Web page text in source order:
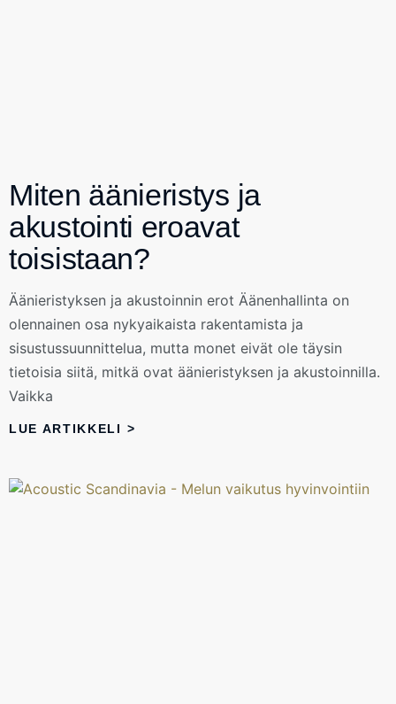
Miten äänieristys ja
akustointi eroavat
toisistaan?
Äänieristyksen ja akustoinnin erot Äänenhallinta on
olennainen osa nykyaikaista rakentamista ja
sisustussuunnittelua, mutta monet eivät ole täysin
tietoisia siitä, mitkä ovat äänieristyksen ja akustoinnilla.
Vaikka
LUE ARTIKKELI >